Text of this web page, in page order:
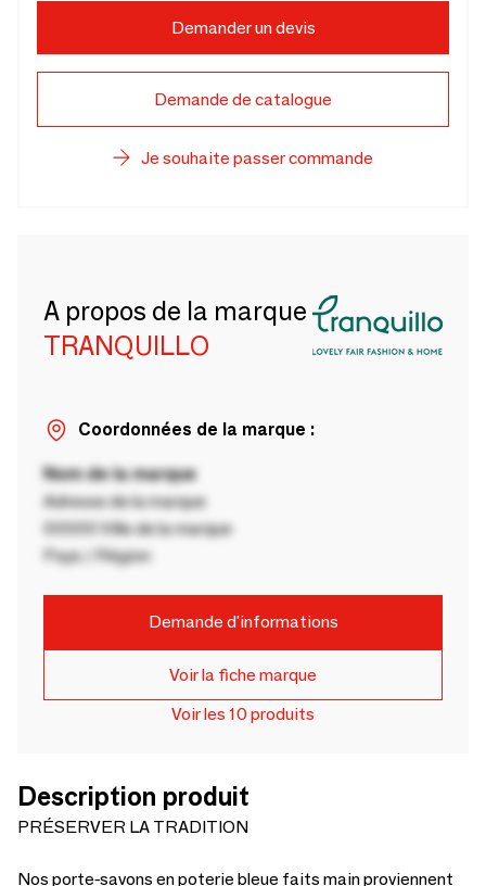
Demander un devis
Demande de catalogue
Je souhaite passer commande
A propos de la marque
TRANQUILLO
Coordonnées de la marque :
Nom de la marque
Adresse de la marque
00000 Ville de la marque
Pays / Région
Demande d'informations
Voir la fiche marque
Voir les 10 produits
Description produit
PRÉSERVER LA TRADITION
Nos porte-savons en poterie bleue faits main proviennent